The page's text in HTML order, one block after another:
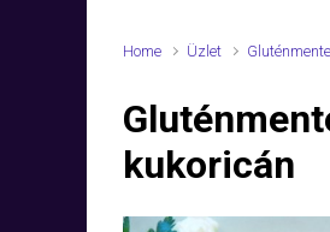
Home Üzlet
kukoricán